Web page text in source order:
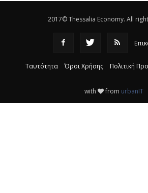
2017© Thessalia Economy. All
Ταυτότητα Όροι Χρήσης Πολιτική
with from urbanIT